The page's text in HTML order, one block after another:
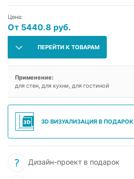
Цена:
От 5440.8 руб.
ПЕРЕЙТИ К ТОВАРАМ
Применение:
для стен, для кухни, для гостиной
3D ВИЗУАЛИЗАЦИЯ В ПОДАРОК
Дизайн-проект в подарок